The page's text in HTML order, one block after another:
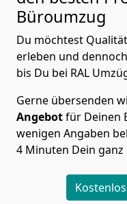
Büroumzug
Du möchtest
erleben und
bis Du bei RAL
Gerne übersenden
Angebotfür Deinen
wenigen Angaben
4 Minuten Dein